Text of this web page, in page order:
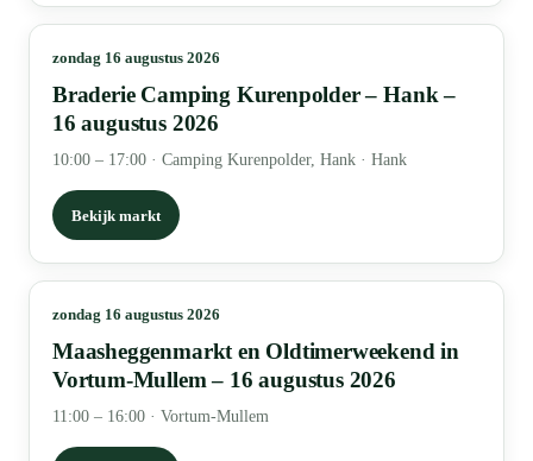
zondag 16 augustus 2026
Braderie Camping Kurenpolder – Hank –
16 augustus 2026
10:00 – 17:00 · Camping Kurenpolder, Hank · Hank
Bekijk markt
zondag 16 augustus 2026
Maasheggenmarkt en Oldtimerweekend in
Vortum-Mullem – 16 augustus 2026
11:00 – 16:00 · Vortum-Mullem